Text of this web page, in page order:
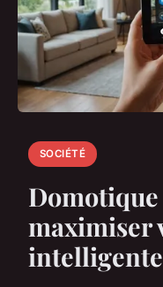
SOCIÉTÉ
Domotique
maximiser